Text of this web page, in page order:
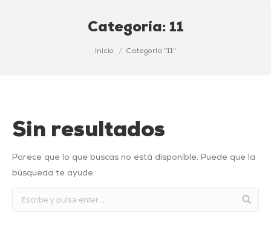
Categoría: 11
Inicio Categoría "11"
Sin resultados
Parece que lo que buscas no está disponible. Puede que la
búsqueda te ayude.